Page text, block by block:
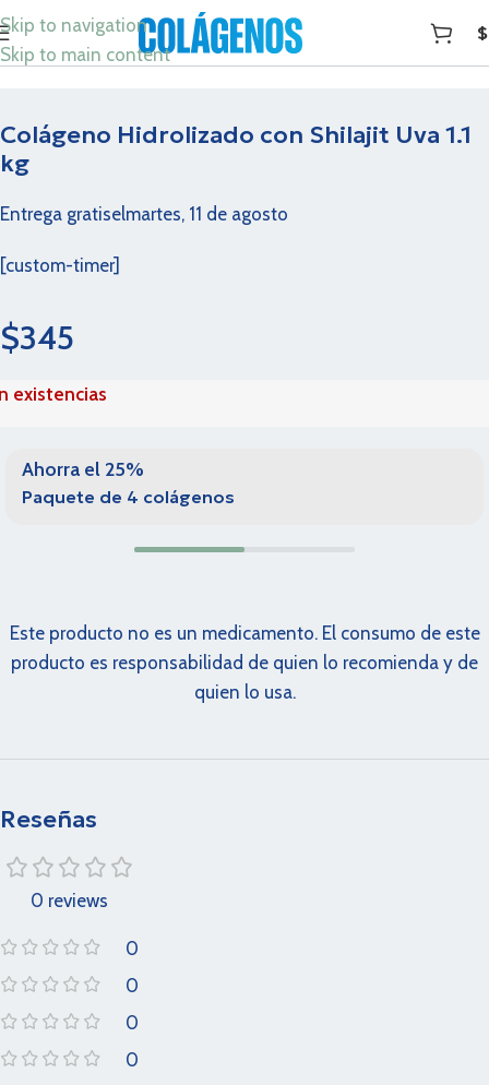
Skip to navigation
Skip to main content
$
Colágeno Hidrolizado con Shilajit Uva 1.1
kg
Entrega gratiselmartes, 11 de agosto
[custom-timer]
$345
existencias
Ahorra el 25%
Paquete de 4 colágenos
Este producto no es un medicamento. El consumo de este
producto es responsabilidad de quien lo recomienda y de
quien lo usa.
Reseñas
0 reviews
0
0
0
0